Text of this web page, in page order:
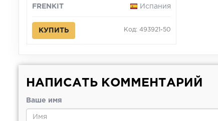
FRENKIT
Испания
КУПИТЬ Код: 493921-50
НАПИСАТЬ КОММЕНТАРИЙ
Ваше имя